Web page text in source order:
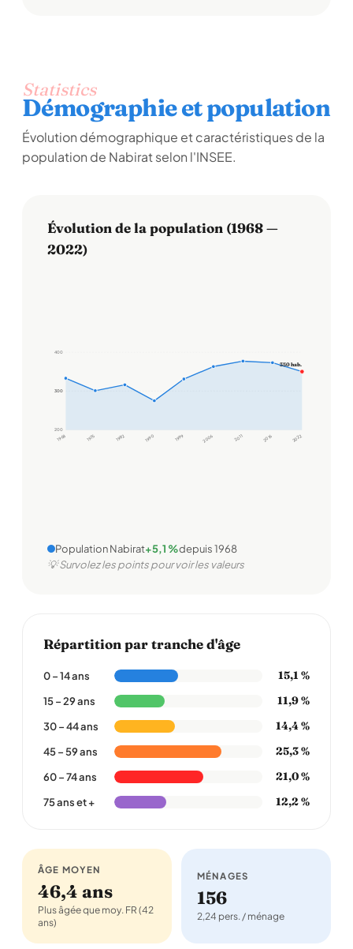
Statistics
Démographie et population
Évolution démographique et caractéristiques de la
population de Nabirat selon l'INSEE.
Évolution de la population (1968 —
2022)
200
300
300
400
1968 1975 1982 1990 1999 2006 2011 2016 2022
350 hab.
Population Nabirat+5,1 %depuis 1968
💡 Survolez les points pour voir les valeurs
Répartition par tranche d'âge
0 – 14 ans 15,1 %
15 – 29 ans 11,9 %
30 – 44 ans 14,4 %
45 – 59 ans 25,3 %
60 – 74 ans 21,0 %
75 ans et + 12,2 %
ÂGE MOYEN
46,4 ans
Plus âgée que moy. FR (42
ans)
MÉNAGES
156
2,24 pers. / ménage